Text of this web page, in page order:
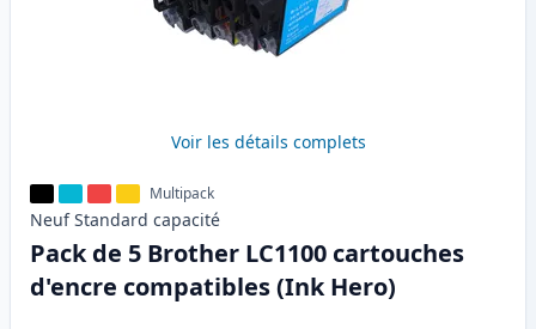
Voir les détails complets
Multipack
Neuf Standard capacité
Pack de 5 Brother LC1100 cartouches
d'encre compatibles (Ink Hero)